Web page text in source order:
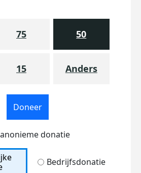
75 50
15 Anders
Doneer
donatie
Bedrijfsdonatie